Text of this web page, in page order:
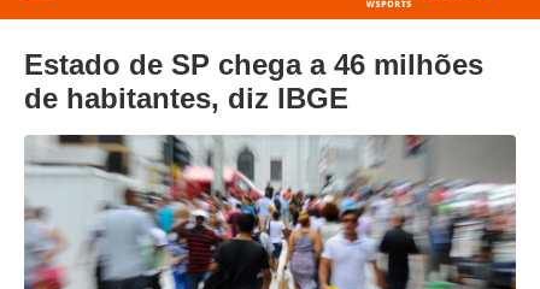
Estado de SP chega a 46 milhões
de habitantes, diz IBGE